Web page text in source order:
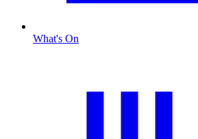
What's On